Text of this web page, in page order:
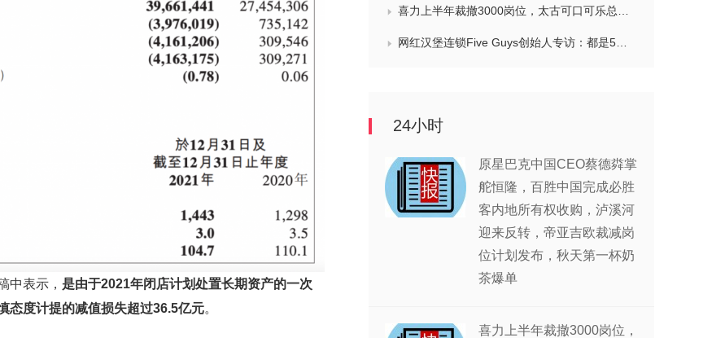
中表示， 是由于2021年闭店计划处置长期资产的一次
态度计提的减值损失超过36.5亿元。
喜力上半年裁撤3000岗位，太古可口可乐总裁说饮料品类增长态势良好，华润饮料下半年要打三场关键战役，帝亚吉欧新帅努力应对白酒市场影响
网红汉堡连锁Five Guys创始人专访：都是5个儿子和妻子在打理，绝不会与麦当劳正面竞争，要公司上市或卖盘的建议不时出现
24小时
原星巴克中国CEO蔡德粦掌
舵恒隆，百胜中国完成必胜
客内地所有权收购，泸溪河
迎来反转，帝亚吉欧裁减岗
位计划发布，秋天第一杯奶
茶爆单
喜力上半年裁撤3000岗位，